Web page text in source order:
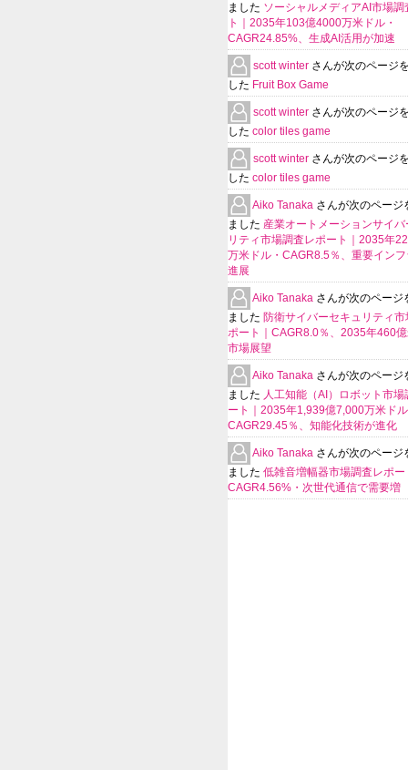
ました ソーシャルメディアAI市場調
ト｜2035年103億4000万米ドル・
CAGR24.85%、生成AI活用が加速
scott winter さんが次のページ
した Fruit Box Game
scott winter さんが次のページ
した color tiles game
scott winter さんが次のページ
した color tiles game
Aiko Tanaka さんが次のページ
ました 産業オートメーションサイ
リティ市場調査レポート｜2035年
万米ドル・CAGR8.5％、重要イン
進展
Aiko Tanaka さんが次のページ
ました 防衛サイバーセキュリティ
ポート｜CAGR8.0％、2035年460
市場展望
Aiko Tanaka さんが次のページ
ました 人工知能（AI）ロボット市場
ート｜2035年1,939億7,000万米ド
CAGR29.45％、知能化技術が進化
Aiko Tanaka さんが次のページ
ました 低雑音増幅器市場調査レポー
CAGR4.56%・次世代通信で需要増